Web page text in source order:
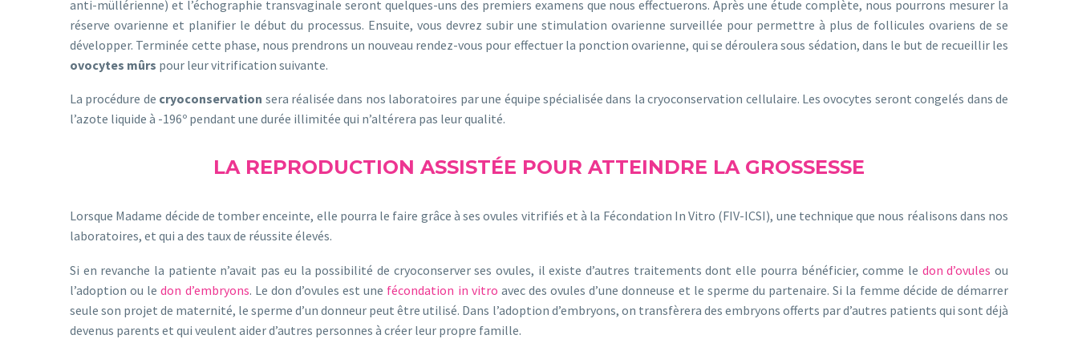
anti-müllérienne) et l’échographie transvaginale seront quelques-uns des premiers examens que nous effectuerons. Après une étude complète, nous pourrons mesurer la
réserve ovarienne et planifier le début du processus. Ensuite, vous devrez subir une stimulation ovarienne surveillée pour permettre à plus de follicules ovariens de se
développer. Terminée cette phase, nous prendrons un nouveau rendez-vous pour effectuer la ponction ovarienne, qui se déroulera sous sédation, dans le but de recueillir les
ovocytes mûrs pour leur vitrification suivante.
La procédure de cryoconservation sera réalisée dans nos laboratoires par une équipe spécialisée dans la cryoconservation cellulaire. Les ovocytes seront congelés dans de
l’azote liquide à -196º pendant une durée illimitée qui n’altérera pas leur qualité.
LA REPRODUCTION ASSISTÉE POUR ATTEINDRE LA GROSSESSE
Lorsque Madame décide de tomber enceinte, elle pourra le faire grâce à ses ovules vitrifiés et à la Fécondation In Vitro (FIV-ICSI), une technique que nous réalisons dans nos
laboratoires, et qui a des taux de réussite élevés.
Si en revanche la patiente n’avait pas eu la possibilité de cryoconserver ses ovules, il existe d’autres traitements dont elle pourra bénéficier, comme le don d’ovules ou
l’adoption ou ledon d’embryons. Le don d’ovules est une fécondation in vitro avec des ovules d’une donneuse et le sperme du partenaire. Si la femme décide de démarrer
seule son projet de maternité, le sperme d’un donneur peut être utilisé. Dans l’adoption d’embryons, on transfèrera des embryons offerts par d’autres patients qui sont déjà
devenus parents et qui veulent aider d’autres personnes à créer leur propre famille.